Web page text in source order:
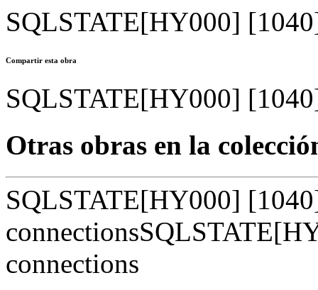
SQLSTATE[HY000]
Compartir esta obra
SQLSTATE[HY000]
Otras obras en la
SQLSTATE[HY000]
connections